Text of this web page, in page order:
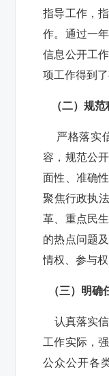
指导工作，
作。通过一
信息公开工
项工作得到
（二）规
严格落实
容，规范公
面性、准确
聚焦行政执
革、重点民
的热点问题
情权、参与权
（三）明
认真落实信
工作实际，
公众公开各